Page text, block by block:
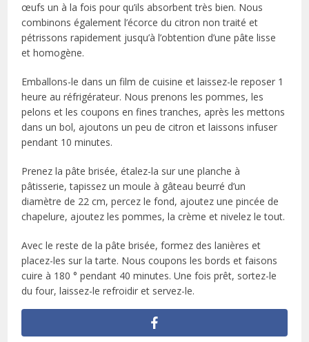
œufs un à la fois pour qu’ils absorbent très bien. Nous
combinons également l’écorce du citron non traité et
pétrissons rapidement jusqu’à l’obtention d’une pâte lisse
et homogène.
Emballons-le dans un film de cuisine et laissez-le reposer 1
heure au réfrigérateur. Nous prenons les pommes, les
pelons et les coupons en fines tranches, après les mettons
dans un bol, ajoutons un peu de citron et laissons infuser
pendant 10 minutes.
Prenez la pâte brisée, étalez-la sur une planche à
pâtisserie, tapissez un moule à gâteau beurré d’un
diamètre de 22 cm, percez le fond, ajoutez une pincée de
chapelure, ajoutez les pommes, la crème et nivelez le tout.
Avec le reste de la pâte brisée, formez des lanières et
placez-les sur la tarte. Nous coupons les bords et faisons
cuire à 180 ° pendant 40 minutes. Une fois prêt, sortez-le
du four, laissez-le refroidir et servez-le.